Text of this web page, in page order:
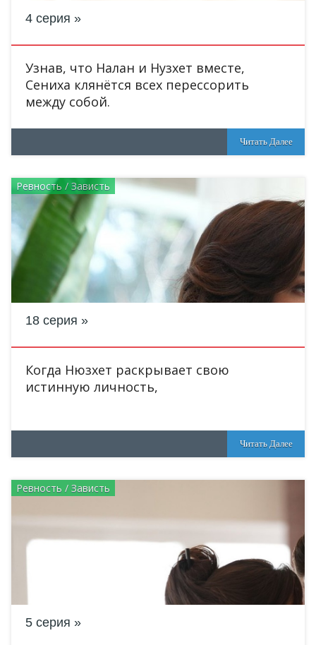
4 серия
Узнав, что Налан и Нузхет вместе,
Сениха клянётся всех перессорить
между собой.
Читать Далее
Ревность / Зависть
18 серия
Когда Нюзхет раскрывает свою
истинную личность,
Читать Далее
Ревность / Зависть
5 серия